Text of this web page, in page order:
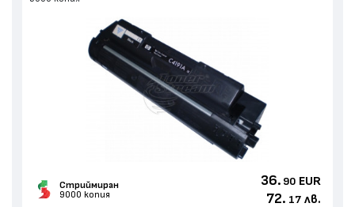
Стриймиран
9000 копия
36. 90 EUR
72. 17 лв.